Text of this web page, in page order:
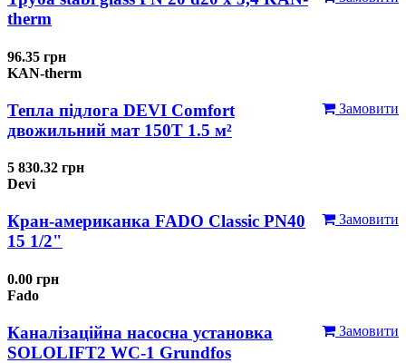
therm
96.35 грн
KAN-therm
Замовити
Тепла підлога DEVI Comfort
двожильний мат 150T 1.5 м²
5 830.32 грн
Devi
Замовити
Кран-американка FADO Classic PN40
15 1/2"
0.00 грн
Fado
Замовити
Каналізаційна насосна установка
SOLOLIFT2 WC-1 Grundfos